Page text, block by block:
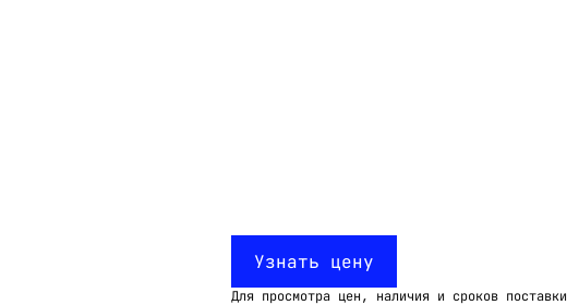
Узнать цену
Для просмотра цен, наличия и сроков поставки